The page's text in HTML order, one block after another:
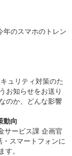
年のスマホのトレン
ュリティ対策のた
お知らせをお送り
のか、どんな影響
動向
サービス課 企画官
スマートフォンに
。